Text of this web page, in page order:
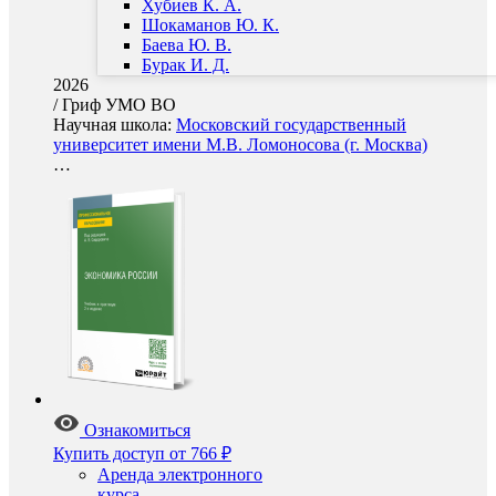
Хубиев К. А.
Шокаманов Ю. К.
Баева Ю. В.
Бурак И. Д.
2026
/Гриф УМО ВО
Научная школа: Московский государственный
университет имени М.В. Ломоносова (г. Москва)
…
Ознакомиться
Купить доступ от 766 ₽
Аренда электронного